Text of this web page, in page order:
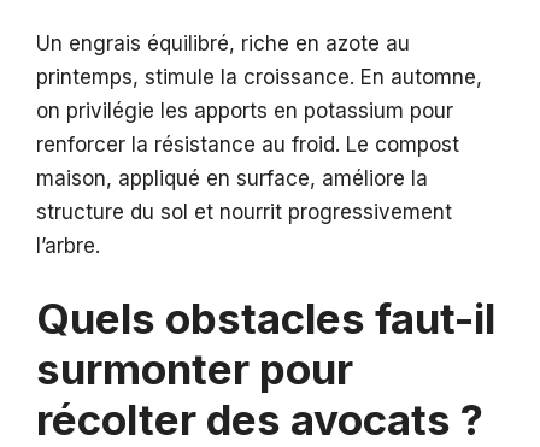
Un engrais équilibré, riche en azote au
printemps, stimule la croissance. En automne,
on privilégie les apports en potassium pour
renforcer la résistance au froid. Le compost
maison, appliqué en surface, améliore la
structure du sol et nourrit progressivement
l’arbre.
Quels obstacles faut-il
surmonter pour
récolter des avocats ?